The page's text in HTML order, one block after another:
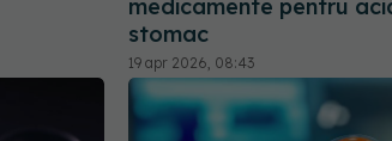
medicamente pentru
stomac
19 apr 2026, 08:43